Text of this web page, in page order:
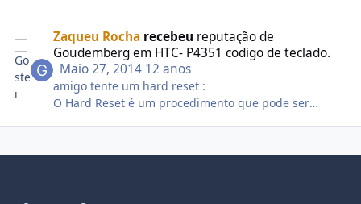
Zaqueu Rocha recebeu reputação de
Goudembergem HTC- P4351 codigo de teclado.
Maio 27, 2014 12 anos
amigo tente um hard reset :
O Hard Reset é um procedimento que pode ser
é apagar toda a memória do seu aparelho, deixando-